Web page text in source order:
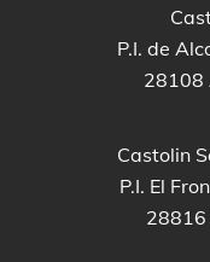
P.I. de
28108
Castolin
P.I. El
28816